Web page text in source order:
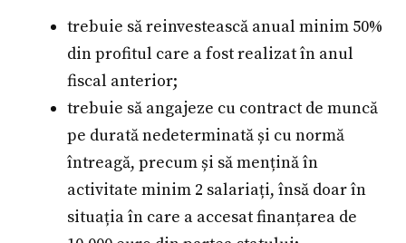
trebuie să reinvestească anual minim 50%
din profitul care a fost realizat în anul
fiscal anterior;
trebuie să angajeze cu contract de muncă
pe durată nedeterminată și cu normă
întreagă, precum și să mențină în
activitate minim 2 salariați, însă doar în
situația în care a accesat finanțarea de